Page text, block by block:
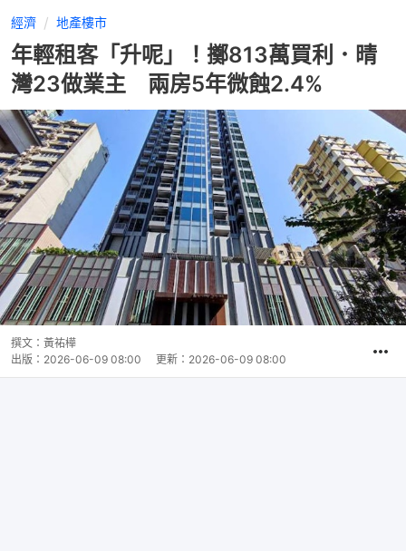
經濟 地產樓市
年輕租客「升呢」！擲813萬買利．晴
灣23做業主 兩房5年微蝕2.4%
撰文： 黃祐樺
出版： 2026-06-09 08:00 更新： 2026-06-09 08:00